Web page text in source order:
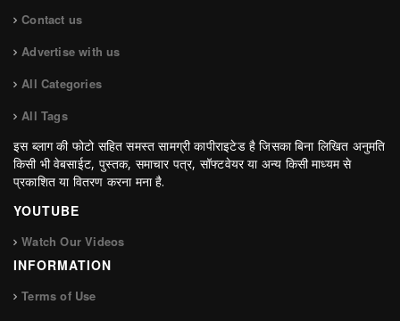
Contact us
Advertise with us
All Categories
All Tags
इस ब्लाग की फोटो सहित समस्त सामग्री कापीराइटेड है जिसका बिना लिखित अनुमति
किसी भी वेबसाईट, पुस्तक, समाचार पत्र, सॉफ्टवेयर या अन्य किसी माध्यम से
प्रकाशित या वितरण करना मना है.
YOUTUBE
Watch Our Videos
INFORMATION
Terms of Use